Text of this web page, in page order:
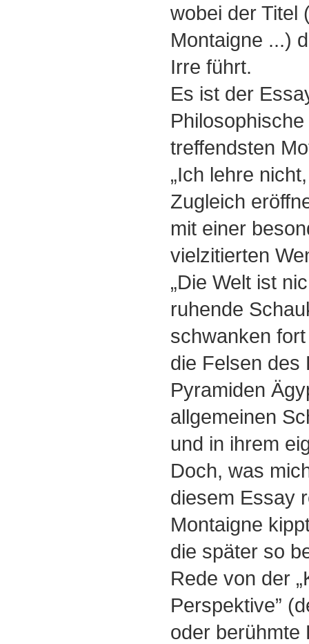
wobei der Titel
Montaigne ...)
Irre führt.
Es ist der
treffendsten
„Ich lehre
Zugleich
mit einer
vielzitierten
„Die Welt ist
ruhende
schwanken
die Felsen des
Pyramiden
allgemeinen
und in ihrem
Doch, was
diesem Essay
Montaigne
die später so
Rede von der
Perspektive”
oder berühmte